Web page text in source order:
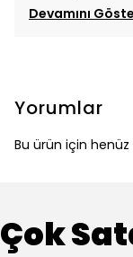
Devamını
Yorumlar
Bu ürün için henüz
Çok